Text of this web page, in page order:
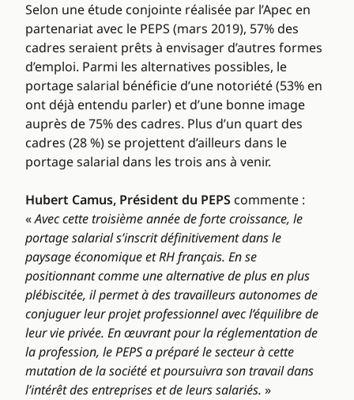
Selon une étude conjointe réalisée par l’Apec en
partenariat avec le PEPS (mars 2019), 57% des
cadres seraient prêts à envisager d’autres formes
d’emploi. Parmi les alternatives possibles, le
portage salarial bénéficie d’une notoriété (53% en
ont déjà entendu parler) et d’une bonne image
auprès de 75% des cadres. Plus d’un quart des
cadres (28 %) se projettent d’ailleurs dans le
portage salarial dans les trois ans à venir.
Hubert Camus, Président du PEPS commente :
«Avec cette troisième année de forte croissance, le
portage salarial s’inscrit définitivement dans le
paysage économique et RH français. En se
positionnant comme une alternative de plus en plus
plébiscitée, il permet à des travailleurs autonomes de
conjuguer leur projet professionnel avec l’équilibre de
leur vie privée. En œuvrant pour la réglementation de
la profession, le PEPS a préparé le secteur à cette
mutation de la société et poursuivra son travail dans
l’intérêt des entreprises et de leurs salariés. »